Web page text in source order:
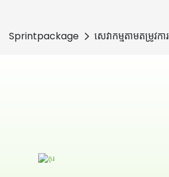
Sprintpackage សេវាកម្មតាមតម្រូវការ